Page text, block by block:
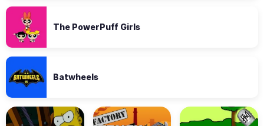
The PowerPuff Girls
Batwheels